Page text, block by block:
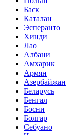
Баск
Каталан
Эсперанто
Хинди
Лао
Албани
Амхарик
Армян
Азербайжан
Беларусь
Бенгал
Босни
Болгар
Себуано